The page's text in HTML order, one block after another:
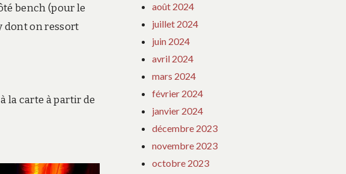
bench (pour le
dont on ressort
la carte à partir de
août 2024
juillet 2024
juin 2024
avril 2024
mars 2024
février 2024
janvier 2024
décembre 2023
novembre 2023
octobre 2023